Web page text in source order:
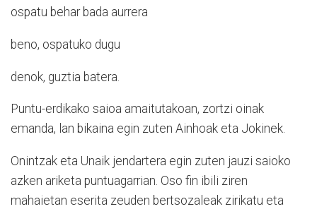
ospatu behar bada aurrera
beno, ospatuko dugu
denok, guztia batera.
Puntu-erdikako saioa amaitutakoan, zortzi oinak
emanda, lan bikaina egin zuten Ainhoak eta Jokinek.
Onintzak eta Unaik jendartera egin zuten jauzi saioko
azken ariketa puntuagarrian. Oso fin ibili ziren
mahaietan eserita zeuden bertsozaleak zirikatu eta